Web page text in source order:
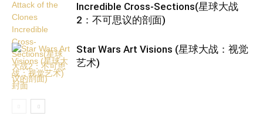
Incredible Cross-Sections(星球大战
2：不可思议的剖面)
Star Wars Art Visions (星球大战：视觉
艺术)